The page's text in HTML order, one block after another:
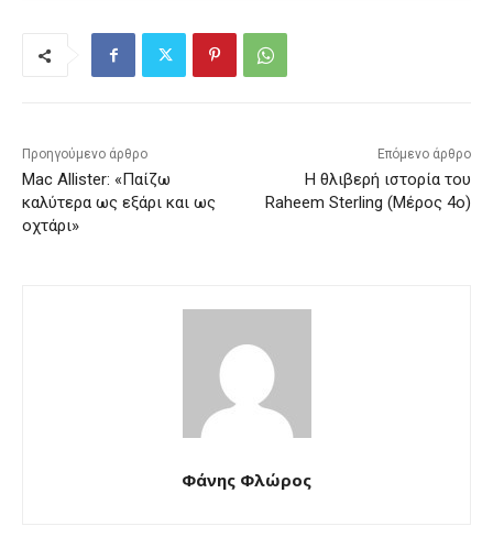
Προηγούμενο άρθρο
Mac Allister: «Παίζω
καλύτερα ως εξάρι και ως
οχτάρι»
Επόμενο άρθρο
Η θλιβερή ιστορία του
Raheem Sterling (Μέρος 4ο)
Φάνης Φλώρος